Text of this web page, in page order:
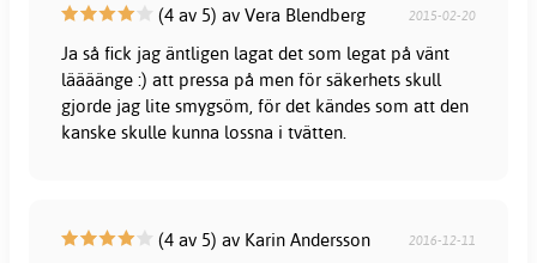
(4 av 5) av Vera Blendberg 2015-02-20
Ja så fick jag äntligen lagat det som legat på vänt
läääänge :) att pressa på men för säkerhets skull
gjorde jag lite smygsöm, för det kändes som att den
kanske skulle kunna lossna i tvätten.
(4 av 5) av Karin Andersson 2016-12-11